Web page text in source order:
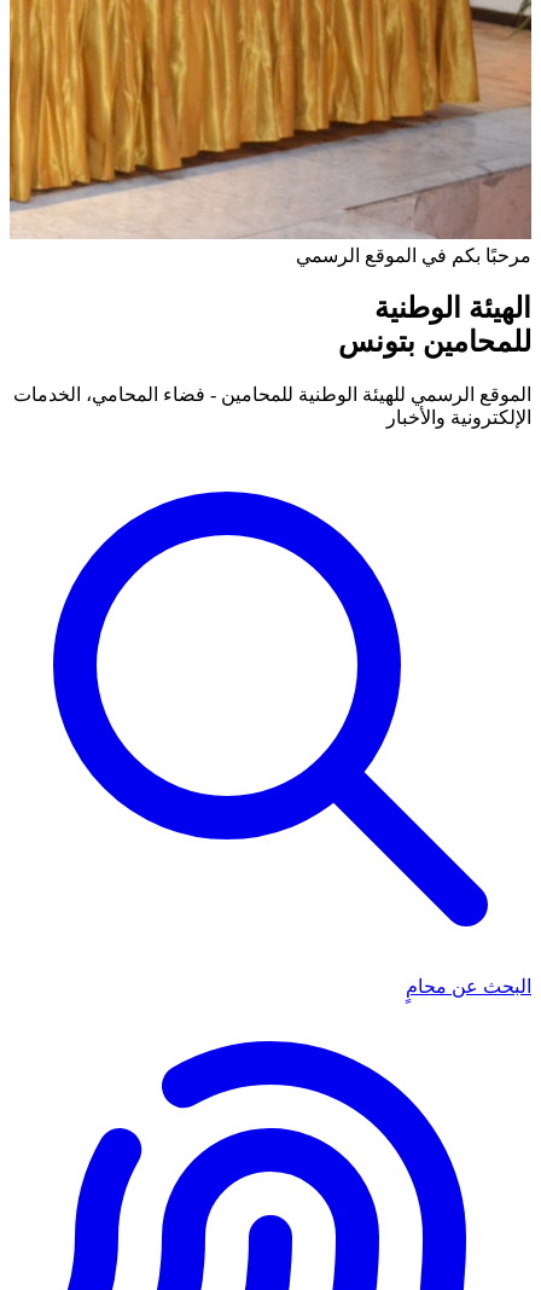
مرحبًا بكم في الموقع الرسمي
الهيئة الوطنية
للمحامين بتونس
الموقع الرسمي للهيئة الوطنية للمحامين - فضاء المحامي، الخدمات
الإلكترونية والأخبار
البحث عن محامٍ